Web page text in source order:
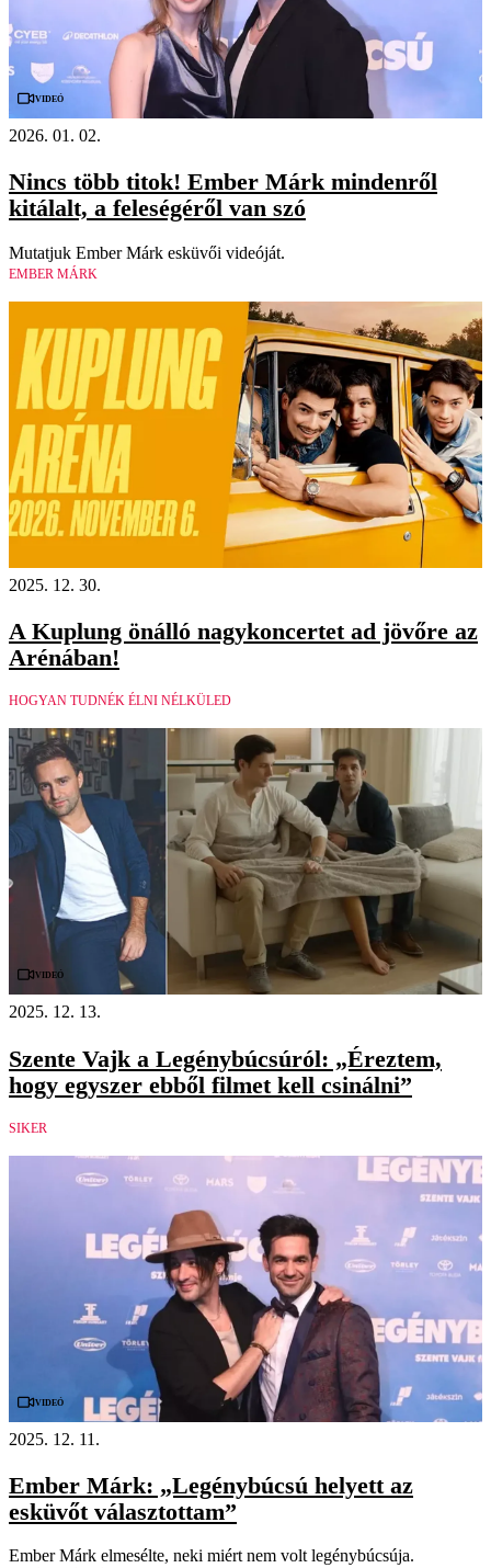
Videó
2026. 01. 02.
Nincs több titok! Ember Márk mindenről
kitálalt, a feleségéről van szó
Mutatjuk Ember Márk esküvői videóját.
EMBER MÁRK
2025. 12. 30.
A Kuplung önálló nagykoncertet ad jövőre az
Arénában!
HOGYAN TUDNÉK ÉLNI NÉLKÜLED
Videó
2025. 12. 13.
Szente Vajk a Legénybúcsúról: „Éreztem,
hogy egyszer ebből filmet kell csinálni”
SIKER
Videó
2025. 12. 11.
Ember Márk: „Legénybúcsú helyett az
esküvőt választottam”
Ember Márk elmesélte, neki miért nem volt legénybúcsúja.